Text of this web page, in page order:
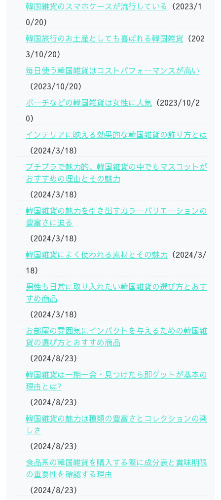
韓国雑貨のスマホケースが流行している （2023/1
0/20）
韓国旅行のお土産としても喜ばれる韓国雑貨 （202
3/10/20）
毎日使う韓国雑貨はコストパフォーマンスが高い
（2023/10/20）
ポーチなどの韓国雑貨は女性に人気 （2023/10/2
0）
インテリアに映える効果的な韓国雑貨の飾り方とは
（2024/3/18）
プチプラで魅力的、韓国雑貨の中でもマスコットが
おすすめの理由とその魅力
（2024/3/18）
韓国雑貨の魅力を引き出すカラーバリエーションの
豊富さに迫る
（2024/3/18）
韓国雑貨によく使われる素材とその魅力 （2024/3/
18）
男性も日常に取り入れたい韓国雑貨の選び方とおす
すめ商品
（2024/3/18）
お部屋の雰囲気にインパクトを与えるための韓国雑
貨の選び方とおすすめ商品
（2024/8/23）
韓国雑貨は一期一会・見つけたら即ゲットが基本の
理由とは?
（2024/8/23）
韓国雑貨の魅力は種類の豊富さとコレクションの楽
しさ
（2024/8/23）
食品系の韓国雑貨を購入する際に成分表と賞味期限
の重要性を確認する理由
（2024/8/23）